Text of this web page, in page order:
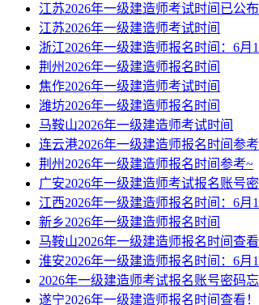
江苏2026年一级建造师考试时间已公布
江苏2026年一级建造师考试时间
浙江2026年一级建造师报名时间：6月
荆州2026年一级建造师报名时间
焦作2026年一级建造师考试时间
潍坊2026年一级建造师报名时间
马鞍山2026年一级建造师考试时间
连云港2026年一级建造师报名时间参
荆州2026年一级建造师报名时间参考~
广安2026年一级建造师考试报名账号
江西2026年一级建造师报名时间：6月
新乡2026年一级建造师报名时间
马鞍山2026年一级建造师报名时间查看
淮安2026年一级建造师报名时间：6月
2026年一级建造师考试报名账号密码忘
遂宁2026年一级建造师报名时间查看！